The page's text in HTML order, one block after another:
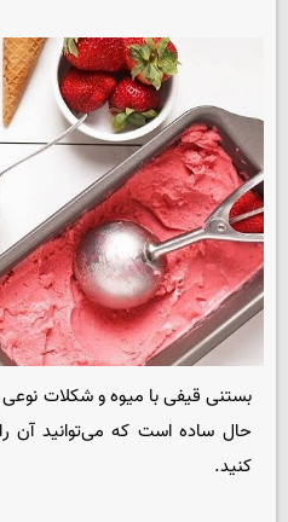
بستنی قیفی با میوه و شکلات
حال ساده است که می‌توانید آن
کنید.